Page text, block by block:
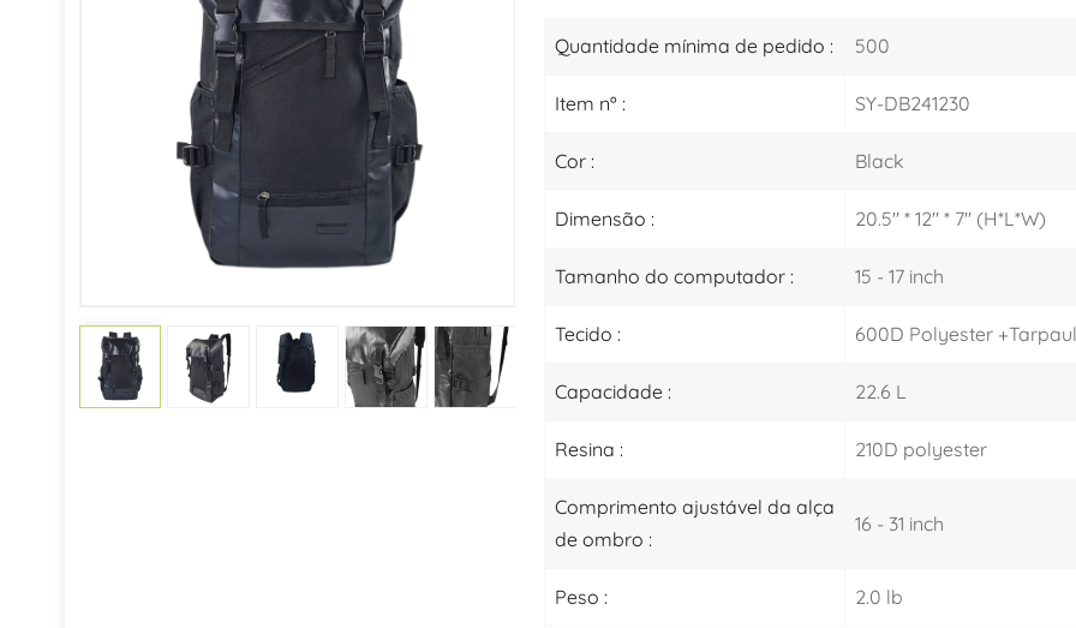
Quantidade mínima de pedido : 500
Item nº : SY-DB241230
Cor : Black
Dimensão : 20.5" * 12" * 7" (H*L*W)
Tamanho do computador : 15 - 17 inch
Tecido : 600D Polyester
Capacidade : 22.6 L
Resina : 210D polyester
Comprimento ajustável da alça
de ombro :
16 - 31 inch
Peso : 2.0 lb